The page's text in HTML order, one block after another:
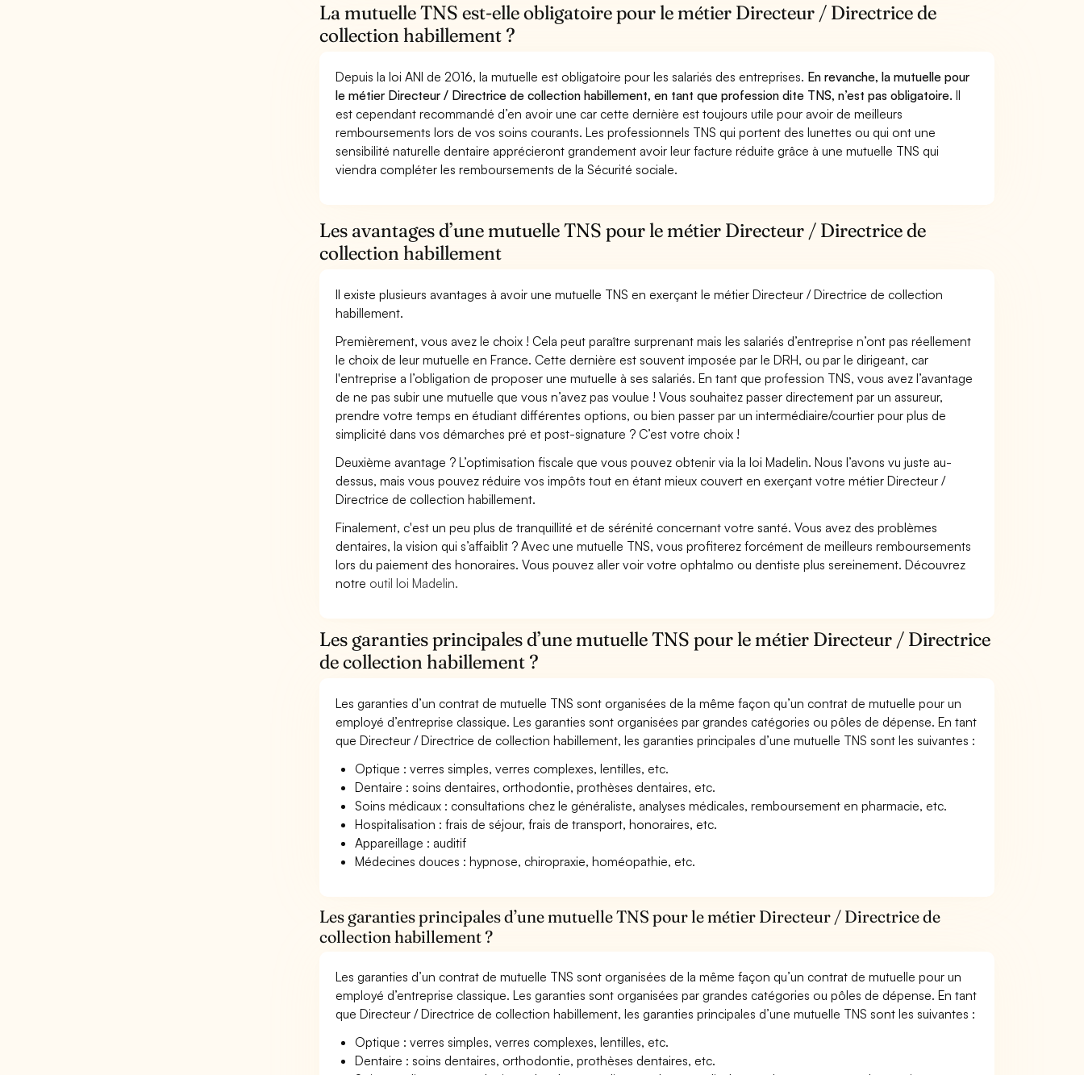
La mutuelle TNS est-elle obligatoire pour le métier Directeur / Directrice de
collection habillement ?
Depuis la loi ANI de 2016, la mutuelle est obligatoire pour les salariés des entreprises. En revanche, la mutuelle pour
le métier Directeur / Directrice de collection habillement, en tant que profession dite TNS, n’est pas obligatoire.Il
est cependant recommandé d’en avoir une car cette dernière est toujours utile pour avoir de meilleurs
remboursements lors de vos soins courants. Les professionnels TNS qui portent des lunettes ou qui ont une
sensibilité naturelle dentaire apprécieront grandement avoir leur facture réduite grâce à une mutuelle TNS qui
viendra compléter les remboursements de la Sécurité sociale.
Les avantages d’une mutuelle TNS pour le métier Directeur / Directrice de
collection habillement
Il existe plusieurs avantages à avoir une mutuelle TNS en exerçant le métier Directeur / Directrice de collection
habillement.
Premièrement, vous avez le choix ! Cela peut paraître surprenant mais les salariés d’entreprise n’ont pas réellement
le choix de leur mutuelle en France. Cette dernière est souvent imposée par le DRH, ou par le dirigeant, car
l'entreprise a l’obligation de proposer une mutuelle à ses salariés. En tant que profession TNS, vous avez l’avantage
de ne pas subir une mutuelle que vous n’avez pas voulue ! Vous souhaitez passer directement par un assureur,
prendre votre temps en étudiant différentes options, ou bien passer par un intermédiaire/courtier pour plus de
simplicité dans vos démarches pré et post-signature ? C’est votre choix !
Deuxième avantage ? L’optimisation fiscale que vous pouvez obtenir via la loi Madelin. Nous l’avons vu juste au-
dessus, mais vous pouvez réduire vos impôts tout en étant mieux couvert en exerçant votre métier Directeur /
Directrice de collection habillement.
Finalement, c'est un peu plus de tranquillité et de sérénité concernant votre santé. Vous avez des problèmes
dentaires, la vision qui s’affaiblit ? Avec une mutuelle TNS, vous profiterez forcément de meilleurs remboursements
lors du paiement des honoraires. Vous pouvez aller voir votre ophtalmo ou dentiste plus sereinement. Découvrez
notre outil loi Madelin.
Les garanties principales d’une mutuelle TNS pour le métier Directeur / Directrice
de collection habillement ?
Les garanties d’un contrat de mutuelle TNS sont organisées de la même façon qu’un contrat de mutuelle pour un
employé d’entreprise classique. Les garanties sont organisées par grandes catégories ou pôles de dépense. En tant
que Directeur / Directrice de collection habillement, les garanties principales d’une mutuelle TNS sont les suivantes :
Optique : verres simples, verres complexes, lentilles, etc.
Dentaire : soins dentaires, orthodontie, prothèses dentaires, etc.
Soins médicaux : consultations chez le généraliste, analyses médicales, remboursement en pharmacie, etc.
Hospitalisation : frais de séjour, frais de transport, honoraires, etc.
Appareillage : auditif
Médecines douces : hypnose, chiropraxie, homéopathie, etc.
Les garanties principales d’une mutuelle TNS pour le métier Directeur / Directrice de
collection habillement ?
Les garanties d’un contrat de mutuelle TNS sont organisées de la même façon qu’un contrat de mutuelle pour un
employé d’entreprise classique. Les garanties sont organisées par grandes catégories ou pôles de dépense. En tant
que Directeur / Directrice de collection habillement, les garanties principales d’une mutuelle TNS sont les suivantes :
Optique : verres simples, verres complexes, lentilles, etc.
Dentaire : soins dentaires, orthodontie, prothèses dentaires, etc.